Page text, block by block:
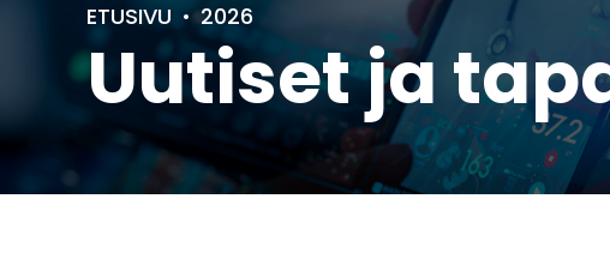
ETUSIVU 2026
Uutiset ja